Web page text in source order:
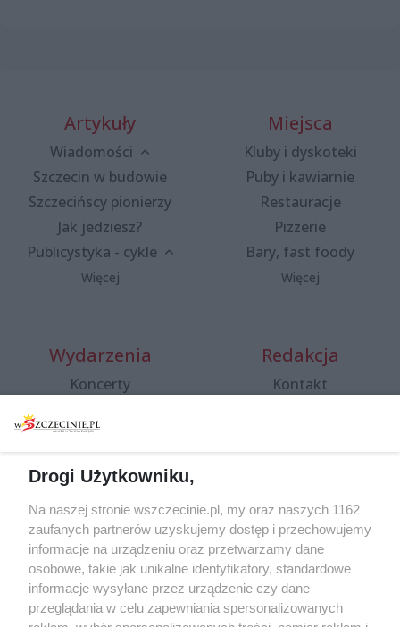
Artykuły
Wiadomości
Szczecin w budowie
Szczecińscy pionierzy
Jak jedziesz?
Publicystyka - cykle
Więcej
Miejsca
Kluby i dyskoteki
Puby i kawiarnie
Restauracje
Pizzerie
Bary, fast foody
Więcej
Wydarzenia
Koncerty
Spacery i oprowadzania
targi
Wernisaże
Więcej
Redakcja
Kontakt
Specjalny koncert z okazji
20. urodzin portalu
wSzczecinie.pl
Regulamin konkursów
śniadaniówka "Hej
Szczecin! Jest piątek!"
Drogi Użytkowniku,
Na naszej stronie wszczecinie.pl, my oraz naszych 1162
zaufanych partnerów uzyskujemy dostęp i przechowujemy
informacje na urządzeniu oraz przetwarzamy dane
osobowe, takie jak unikalne identyfikatory, standardowe
informacje wysyłane przez urządzenie czy dane
przeglądania w celu zapewniania spersonalizowanych